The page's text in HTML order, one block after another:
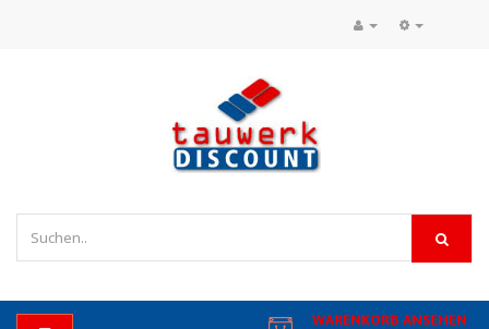
WARENKORB ANSEHEN